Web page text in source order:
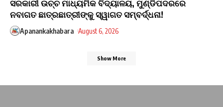
ସରକାରୀ ଉଚ୍ଚ ମାଧ୍ୟମିକ ବିଦ୍ୟାଳୟ, ମୁଣ୍ଡିପଦରରେ
ନବାଗତ ଛାତ୍ରଛାତ୍ରୀଙ୍କୁ ସ୍ୱାଗତ ସମ୍ବର୍ଦ୍ଧନା!
Apanankakhabara August 6, 2026
Show More